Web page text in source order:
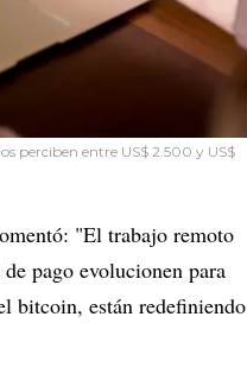
perciben entre US$ 2.500 y US$
"El trabajo remoto
pago evolucionen para
bitcoin, están redefiniendo